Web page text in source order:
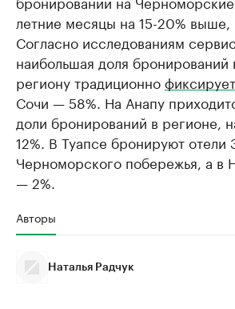
летние месяцы на 15-20% выше,
Согласно исследованиям
наибольшая доля
региону традиционно
Сочи — 58%. На Анапу
доли бронирований в регионе,
12%. В Туапсе бронируют отели
Черноморского побережья, а в
— 2%.
Авторы
Наталья Радчук